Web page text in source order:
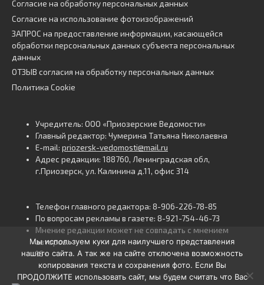
Согласие на обработку персональных данных
Согласие на использование фотоизображений
ЗАПРОС на предоставление информации, касающейся
обработки персональных данных субъекта персональных
данных
ОТЗЫВ согласия на обработку персональных данных
Политика Cookie
Учредитель: ООО «Приозерские Ведомости»
Главный редактор: Чумерина Татьяна Николаевна
E-mail: priozersk-vedomosti@mail.ru
Адрес редакции: 188760, Ленинградская обл,
г.Приозерск, ул. Калинина д.11, офис 314
Телефон главного редактора: 8-906-226-78-85
По вопросам рекламы в газете: 8-921-754-46-73
Мнение редакции может не совпадать с мнением
авторов.
16+
Мы используем куки для наилучшего представления
нашего сайта. А так же на сайте отключена возможность
копирования текста и сохранения фото. Если Вы
ПРОДОЛЖИТЕ использовать сайт, мы будем считать что Вас